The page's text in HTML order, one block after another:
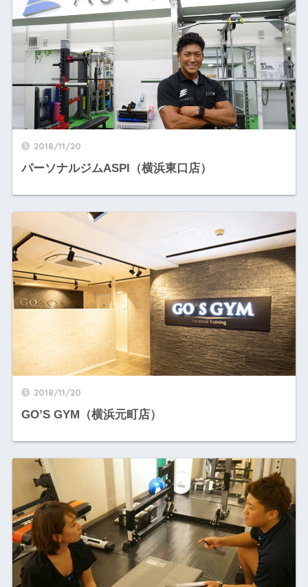
2018/11/20
パーソナルジムASPI（横浜東口店）
2018/11/20
GO’S GYM（横浜元町店）